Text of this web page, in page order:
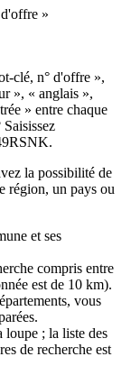
»
clé, n° d'offre »,
», « anglais »,
» entre chaque
la possibilité de
région, un pays ou
et ses
compris entre
est de 10 km).
vous
loupe ; la liste des
de recherche est